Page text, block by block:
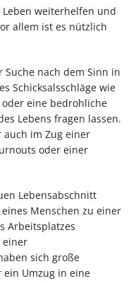
weiterhelfen und
allem ist es nützlich
nach dem Sinn in
Schicksalsschläge wie
eine bedrohliche
Lebens fragen lassen.
auch im Zug einer
oder einer
Lebensabschnitt
Menschen zu einer
Arbeitsplatzes
einer
sich große
Umzug in eine